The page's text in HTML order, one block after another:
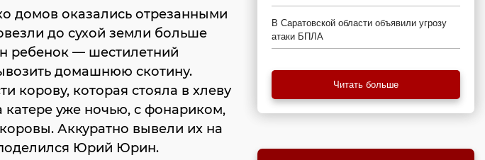
домов оказались отрезанными
до сухой земли больше
ребенок — шестилетний
домашнюю скотину.
корову, которая стояла в хлеву
уже ночью, с фонариком,
Аккуратно вывели их на
Юрий Юрин.
В Саратовской области объявили угрозу
атаки БПЛА
Читать больше